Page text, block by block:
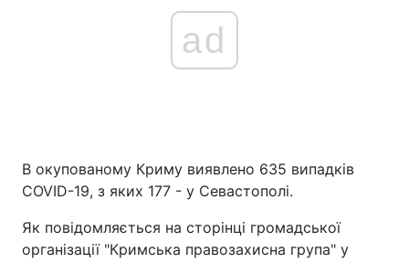
ad
В окупованому Криму виявлено 635 випадків
COVID-19, з яких 177 - у Севастополі.
Як повідомляється на сторінці громадської
організації "Кримська правозахисна група" у